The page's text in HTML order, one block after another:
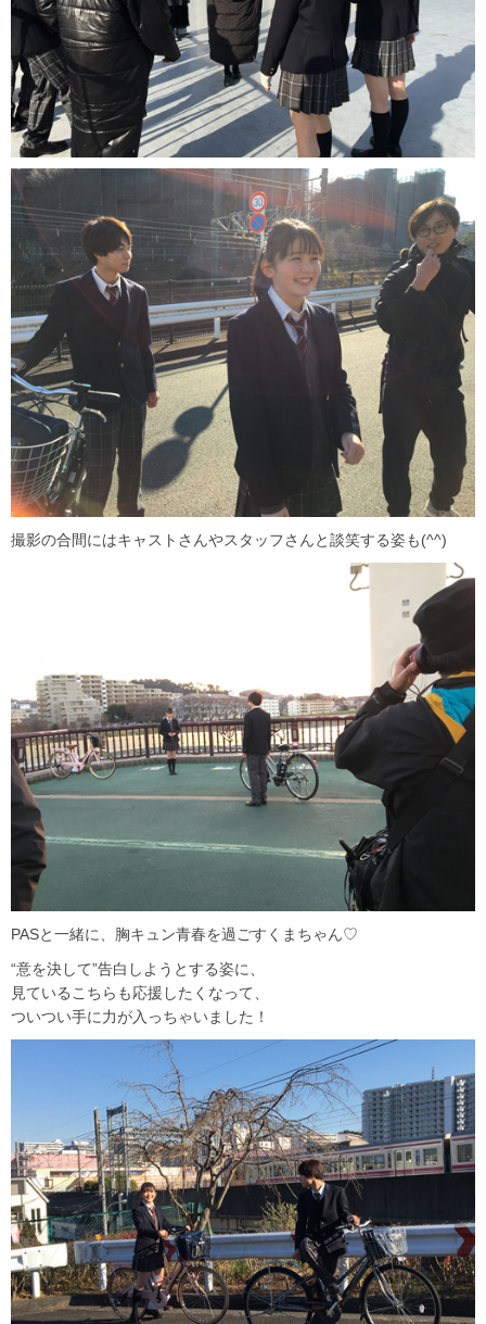
撮影の合間にはキャストさんやスタッフさんと談笑する姿も(^^)
PASと一緒に、胸キュン青春を過ごすくまちゃん♡
“意を決して”告白しようとする姿に、
見ているこちらも応援したくなって、
ついつい手に力が入っちゃいました！